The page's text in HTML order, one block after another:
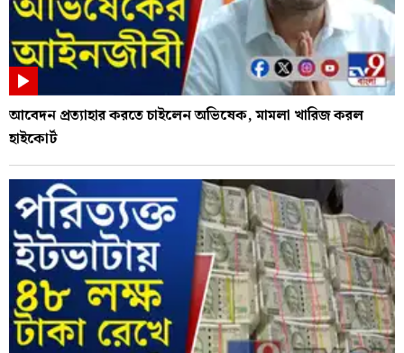
আবেদন প্রত্যাহার করতে চাইলেন অভিষেক, মামলা খারিজ করল
হাইকোর্ট